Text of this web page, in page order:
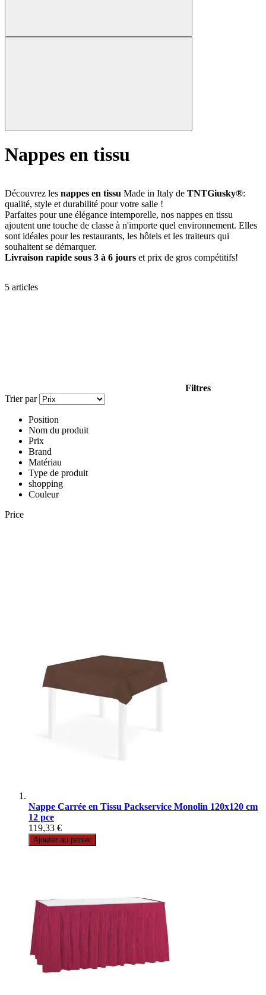
Nappes en tissu
Découvrez les nappes en tissu Made in Italy de TNTGiusky®:
qualité, style et durabilité pour votre salle !
Parfaites pour une élégance intemporelle, nos nappes en tissu
ajoutent une touche de classe à n'importe quel environnement. Elles
sont idéales pour les restaurants, les hôtels et les traiteurs qui
souhaitent se démarquer.
Livraison rapide sous 3 à 6 jours et prix de gros compétitifs!
5 articles
Filtres
Trier par
Position
Nom du produit
Prix
Brand
Matériau
Type de produit
shopping
Couleur
Price
Nappe Carrée en Tissu Packservice Monolin 120x120 cm
12 pce
119,33 €
Ajouter au panier